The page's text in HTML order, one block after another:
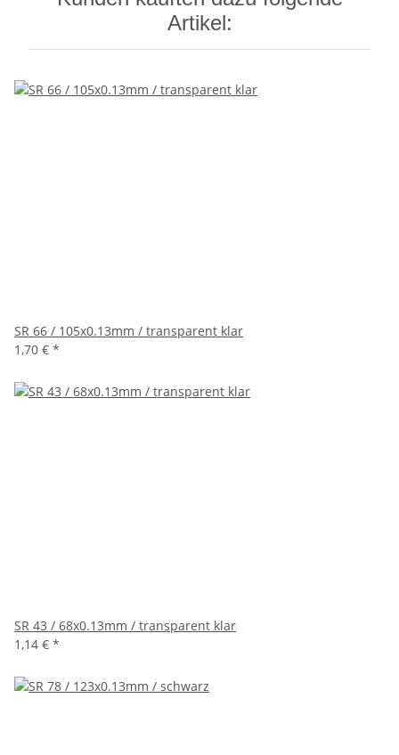
Artikel:
SR 66 / 105x0.13mm / transparent klar
1,70 € *
SR 43 / 68x0.13mm / transparent klar
1,14 € *